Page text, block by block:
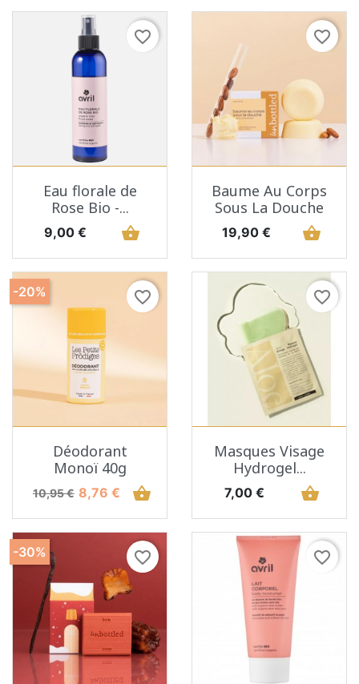
favorite_border
Eau florale de
Rose Bio -...
Prix
9,00 € shopping_basket
favorite_border
Baume Au Corps
Sous La Douche
Prix
19,90 € shopping_basket
favorite_border
Déodorant
Monoï 40g
Prix de base
10,95 € Prix
8,76 € shopping_basket
-20% favorite_border
Masques Visage
Hydrogel...
Prix
7,00 € shopping_basket
favorite_border
-30% favorite_border